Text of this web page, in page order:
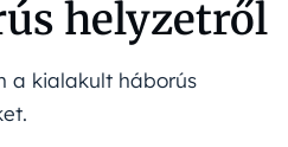
helyzetről
a kialakult háborús